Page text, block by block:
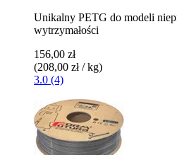
Unikalny PETG do modeli
wytrzymałości
156,00 zł
(208,00 zł / kg)
3.0 (4)